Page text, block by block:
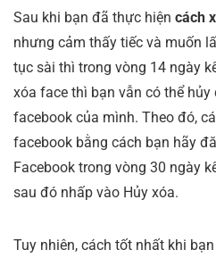
Sau khi bạn đã thực hiện cách
nhưng cảm thấy tiếc và muốn
tục sài thì trong vòng 14 ngày
xóa face thì bạn vẫn có thể
facebook của mình. Theo đó,
facebook bằng cách bạn hãy
Facebook trong vòng 30 ngày
sau đó nhấp vào Hủy xóa.
Tuy nhiên, cách tốt nhất khi